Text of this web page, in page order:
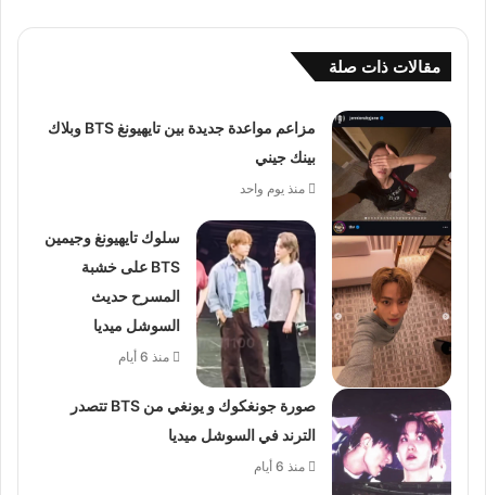
مقالات ذات صلة
مزاعم مواعدة جديدة بين تايهيونغ BTS وبلاك
بينك جيني
منذ يوم واحد
سلوك تايهيونغ وجيمين
BTS على خشبة
المسرح حديث
السوشل ميديا
منذ 6 أيام
صورة جونغكوك و يونغي من BTS تتصدر
الترند في السوشل ميديا
منذ 6 أيام